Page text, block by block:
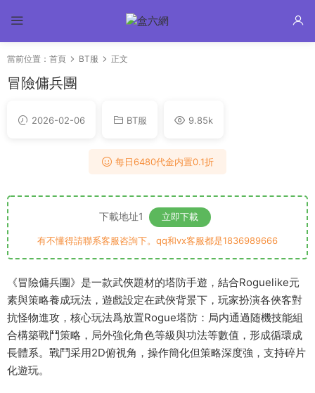
當前位置： 首頁 BT服 正文
冒險傭兵團
2026-02-06 BT服 9.85k
每日6480代金内置0.1折
下載地址1 立即下載
有不懂得請聯系客服咨詢下。qq和vx客服都是1836989666
《冒險傭兵團》是一款武俠題材的塔防手遊，結合Roguelike元
素與策略養成玩法，遊戲設定在武俠背景下，玩家扮演各俠客對
抗怪物進攻，核心玩法爲‌放置Rogue塔防‌：局内通過随機技能組
合構築戰鬥策略，局外強化角色等級與功法等數值，形成循環成
長體系。戰鬥采用2D俯視角，操作簡化但策略深度強，支持碎片
化遊玩。‌‌